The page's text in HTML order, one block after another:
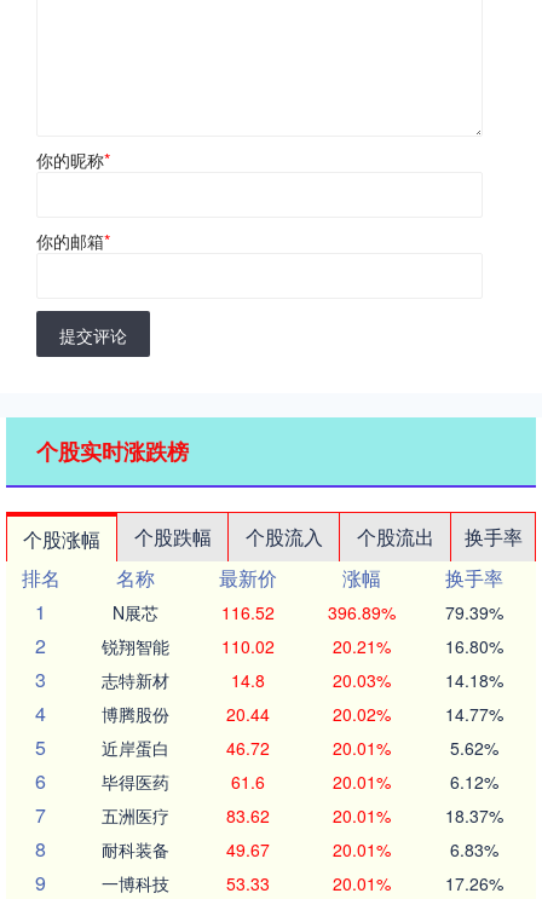
你的昵称*
你的邮箱*
提交评论
个股实时涨跌榜
个股涨幅 个股跌幅 个股流入 个股流出
换手率
排名
名称 最新价 涨幅
换手率
1
N展芯 116.52 396.89% 79.39%
2 锐翔智能 110.02 20.21% 16.80%
3 志特新材 14.8 20.03% 14.18%
4 博腾股份 20.44 20.02% 14.77%
5 近岸蛋白 46.72 20.01% 5.62%
6 毕得医药 61.6 20.01% 6.12%
7 五洲医疗 83.62 20.01% 18.37%
8 耐科装备 49.67 20.01% 6.83%
9 一博科技 53.33 20.01% 17.26%